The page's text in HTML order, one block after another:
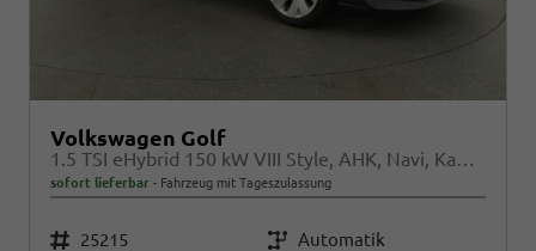
Volkswagen Golf
1.5 TSI eHybrid 150 kW VIII Style, AHK, Navi, Kamera, Side, LED-Plus
sofort lieferbar Fahrzeug mit Tageszulassung
Fahrzeugnr. 25215 Getriebe Automatik